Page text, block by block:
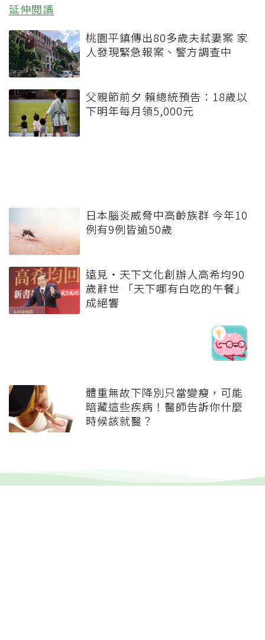
延伸閱讀
桃園平鎮傳出80多歲夫弒妻案 家
人發現緊急報案、警方調查中
父親節前夕 賴總統預告：18歲以
下明年每月領5,000元
日本腦炎威脅中高齡族群 今年10
例有9例皆逾50歲
遠見‧天下文化創辦人高希均90
歲辭世 「天下哪有白吃的午餐」
成絕響
體重無故下降別只當變瘦，可能
暗藏這些疾病！醫師告訴你什麼
時候該就醫？